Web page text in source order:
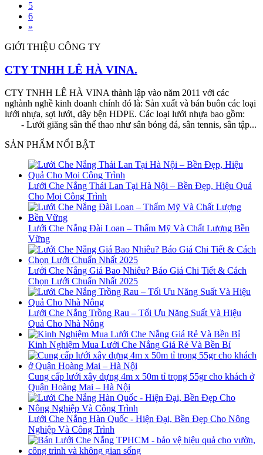
5
6
»
GIỚI THIỆU CÔNG TY
CTY TNHH LÊ HÀ VINA.
CTY TNHH LÊ HÀ VINA thành lập vào năm 2011 với các
nghành nghề kinh doanh chính đó là: Sản xuất và bán buôn các loại
lưới nhựa, sợi lưới, dây bện HDPE. Các loại lưới nhựa bao gồm:
- Lưới giăng sân thể thao như sân bóng đá, sân tennis, sân tập...
SẢN PHẨM NỔI BẬT
Lưới Che Nắng Thái Lan Tại Hà Nội – Bền Đẹp, Hiệu Quả
Cho Mọi Công Trình
Lưới Che Nắng Đài Loan – Thẩm Mỹ Và Chất Lượng Bền
Vững
Lưới Che Nắng Giá Bao Nhiêu? Báo Giá Chi Tiết & Cách
Chọn Lưới Chuẩn Nhất 2025
Lưới Che Nắng Trồng Rau – Tối Ưu Năng Suất Và Hiệu
Quả Cho Nhà Nông
Kinh Nghiệm Mua Lưới Che Nắng Giá Rẻ Và Bền Bỉ
Cung cấp lưới xây dựng 4m x 50m tỉ trọng 55gr cho khách ở
Quận Hoàng Mai – Hà Nội
Lưới Che Nắng Hàn Quốc - Hiện Đại, Bền Đẹp Cho Nông
Nghiệp Và Công Trình